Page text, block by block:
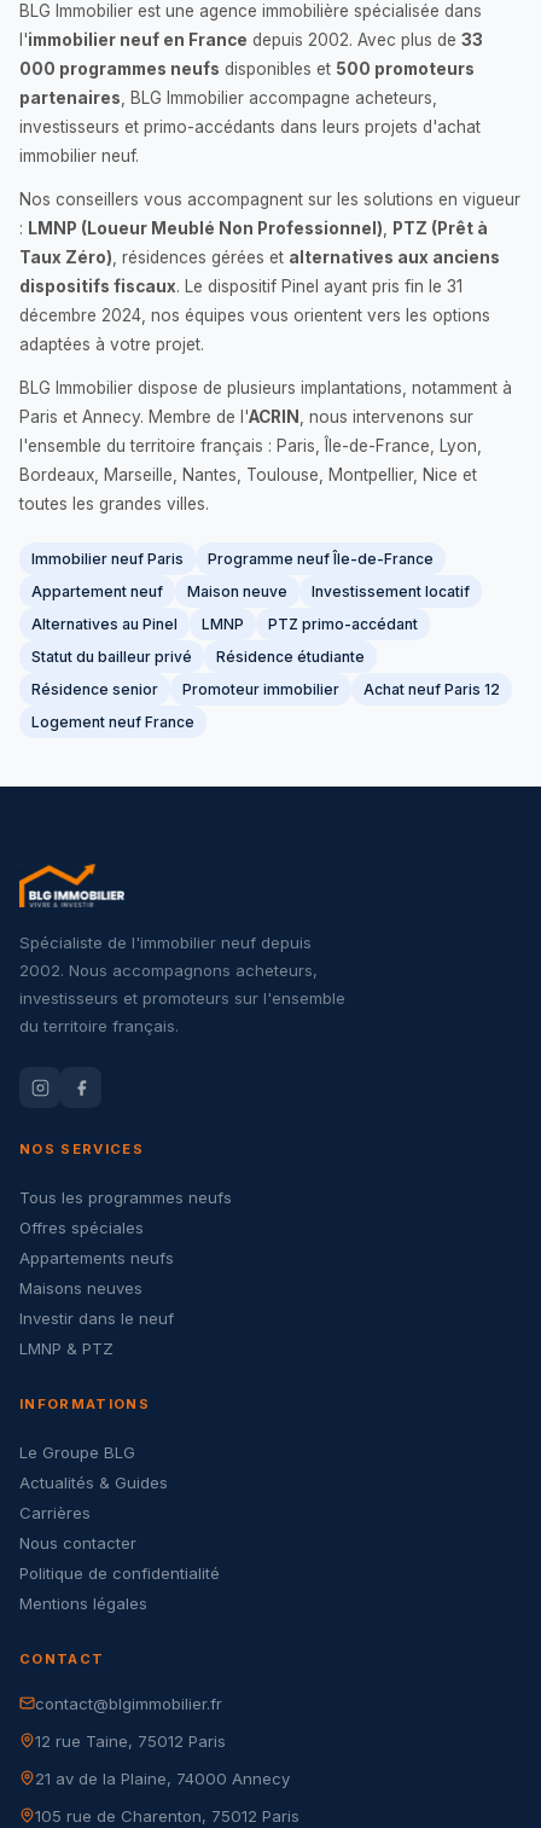
BLG Immobilier est une agence immobilière spécialisée dans
l'immobilier neuf en France depuis 2002. Avec plus de 33
000 programmes neufs disponibles et 500 promoteurs
partenaires , BLG Immobilier accompagne acheteurs,
investisseurs et primo-accédants dans leurs projets d'achat
immobilier neuf.
Nos conseillers vous accompagnent sur les solutions en vigueur
: LMNP (Loueur Meublé Non Professionnel)
PTZ (Prêt à
Taux Zéro) , résidences gérées et alternatives aux anciens
dispositifs fiscaux. Le dispositif Pinel ayant pris fin le 31
décembre 2024, nos équipes vous orientent vers les options
adaptées à votre projet.
BLG Immobilier dispose de plusieurs implantations, notamment à
Paris et Annecy. Membre de l'ACRIN
, nous intervenons sur
l'ensemble du territoire français : Paris, Île-de-France, Lyon,
Bordeaux, Marseille, Nantes, Toulouse, Montpellier, Nice et
toutes les grandes villes.
Immobilier neuf Paris
Programme neuf Île-de-France
Appartement neuf
Maison neuve
Investissement locatif
Alternatives au Pinel
LMNP
PTZ primo-accédant
Statut du bailleur privé
Résidence étudiante
Résidence senior
Promoteur immobilier
Achat neuf Paris 12
Logement neuf France
Spécialiste de l'immobilier neuf depuis
2002. Nous accompagnons acheteurs,
investisseurs et promoteurs sur l'ensemble
du territoire français.
NOS SERVICES
Tous les programmes neufs
Offres spéciales
Appartements neufs
Maisons neuves
Investir dans le neuf
LMNP & PTZ
INFORMATIONS
Le Groupe BLG
Actualités & Guides
Carrières
Nous contacter
Politique de confidentialité
Mentions légales
CONTACT
contact@blgimmobilier.fr
12 rue Taine, 75012 Paris
21 av de la Plaine, 74000 Annecy
105 rue de Charenton, 75012 Paris